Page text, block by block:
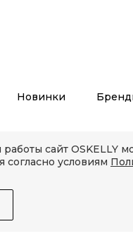
Новинки
сайт OSKELLY
согласно условиям